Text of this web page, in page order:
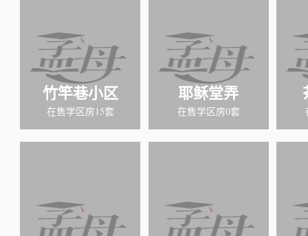
竹竿巷小区
在售学区房15套
耶稣堂弄
在售学区房0套